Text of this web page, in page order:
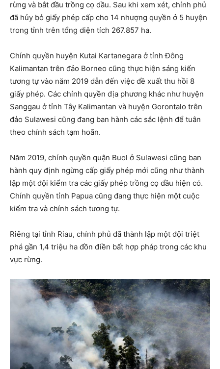
rừng và bắt đầu trồng cọ dầu. Sau khi xem xét, chính phủ
đã hủy bỏ giấy phép cấp cho 14 nhượng quyền ở 5 huyện
trong tỉnh trên tổng diện tích 267.857 ha.
Chính quyền huyện Kutai Kartanegara ở tỉnh Đông
Kalimantan trên đảo Borneo cũng thực hiện sáng kiến ​​
tương tự vào năm 2019 dẫn đến việc đề xuất thu hồi 8
giấy phép. Các chính quyền địa phương khác như huyện
Sanggau ở tỉnh Tây Kalimantan và huyện Gorontalo trên
đảo Sulawesi cũng đang ban hành các sắc lệnh để tuân
theo chính sách tạm hoãn.
Năm 2019, chính quyền quận Buol ở Sulawesi cũng ban
hành quy định ngừng cấp giấy phép mới cũng như thành
lập một đội kiểm tra các giấy phép trồng cọ dầu hiện có.
Chính quyền tỉnh Papua cũng đang thực hiện một cuộc
kiểm tra và chính sách tương tự.
Riêng tại tỉnh Riau, chính phủ đã thành lập một đội triệt
phá gần 1,4 triệu ha đồn điền bất hợp pháp trong các khu
vực rừng.